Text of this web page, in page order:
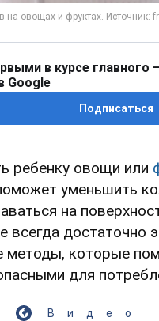
в курсе
Google
Подписаться
ребенку овощи или
уменьшить
на
всегда достаточно
которые
для
Видео